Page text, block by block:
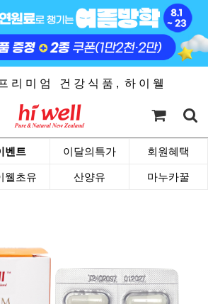
리 미 엄 건 강 식 품 , 하 이 웰
벤트 이달의특가 회원혜택
웰초유 산양유 마누카꿀